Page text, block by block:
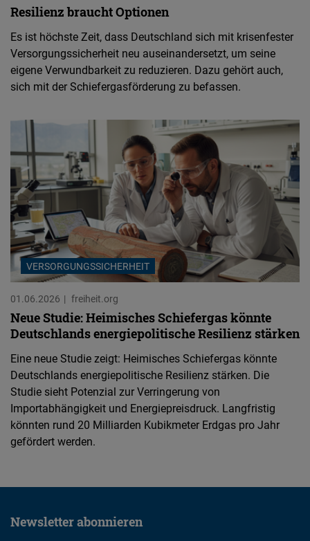
Resilienz braucht Optionen
Es ist höchste Zeit, dass Deutschland sich mit krisenfester
Versorgungssicherheit neu auseinandersetzt, um seine
eigene Verwundbarkeit zu reduzieren. Dazu gehört auch,
sich mit der Schiefergasförderung zu befassen.
VERSORGUNGSSICHERHEIT
01.06.2026 freiheit.org
Neue Studie: Heimisches Schiefergas könnte
Deutschlands energiepolitische Resilienz stärken
Eine neue Studie zeigt: Heimisches Schiefergas könnte
Deutschlands energiepolitische Resilienz stärken. Die
Studie sieht Potenzial zur Verringerung von
Importabhängigkeit und Energiepreisdruck. Langfristig
könnten rund 20 Milliarden Kubikmeter Erdgas pro Jahr
gefördert werden.
Newsletter abonnieren